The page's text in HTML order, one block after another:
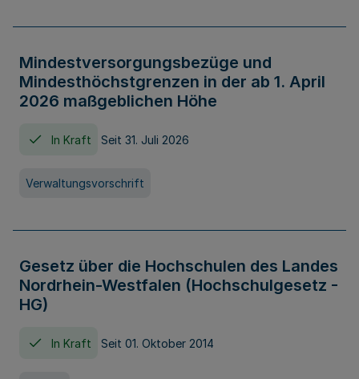
Mindestversorgungsbezüge und
Mindesthöchstgrenzen in der ab 1. April
2026 maßgeblichen Höhe
In Kraft Seit 31. Juli 2026
Verwaltungsvorschrift
Gesetz über die Hochschulen des Landes
Nordrhein-Westfalen (Hochschulgesetz -
HG)
In Kraft Seit 01. Oktober 2014